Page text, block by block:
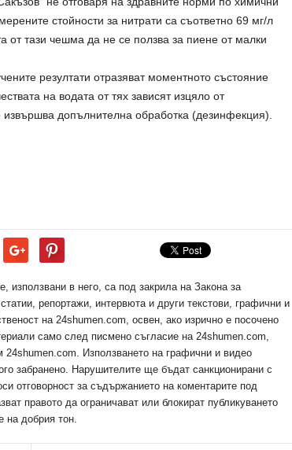
стойности за нитрати са съответно 69 мг/л
от тази чешма да не се ползва за пиене от малки
резултати отразяват моментното състояние
на водата от тях зависят изцяло от
допълнителна обработка (дезинфекция).
използвани в него, са под закрила на Закона за
репортажи, интервюта и други текстови, графични и
на 24shumen.com, освен, ако изрично е посочено
само след писмено съгласие на 24shumen.com,
24shumen.com. Използването на графични и видео
забранено. Нарушителите ще бъдат санкционирани с
отговорност за съдържанието на коментарите под
правото да ограничават или блокират публикуването
на добрия тон.